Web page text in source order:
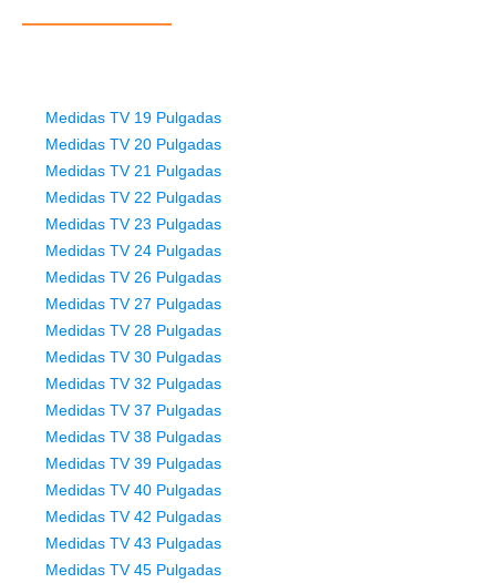
Medidas TV 19 Pulgadas
Medidas TV 20 Pulgadas
Medidas TV 21 Pulgadas
Medidas TV 22 Pulgadas
Medidas TV 23 Pulgadas
Medidas TV 24 Pulgadas
Medidas TV 26 Pulgadas
Medidas TV 27 Pulgadas
Medidas TV 28 Pulgadas
Medidas TV 30 Pulgadas
Medidas TV 32 Pulgadas
Medidas TV 37 Pulgadas
Medidas TV 38 Pulgadas
Medidas TV 39 Pulgadas
Medidas TV 40 Pulgadas
Medidas TV 42 Pulgadas
Medidas TV 43 Pulgadas
Medidas TV 45 Pulgadas